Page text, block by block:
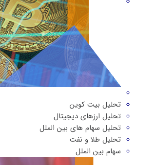
تحلیل بیت کوین
تحلیل ارزهای دیجیتال
تحلیل سهام های بین الملل
تحلیل طلا و نفت
سهام بین الملل